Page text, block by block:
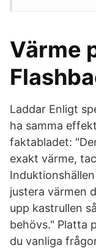
Värme
Laddar Enligt
ha samma
faktabladet:
exakt värme,
justera värmen
upp kastrullen
behövs." Platta
du vanliga